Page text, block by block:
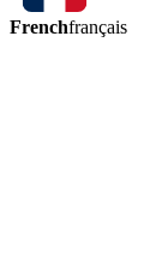
Frenchfrançais